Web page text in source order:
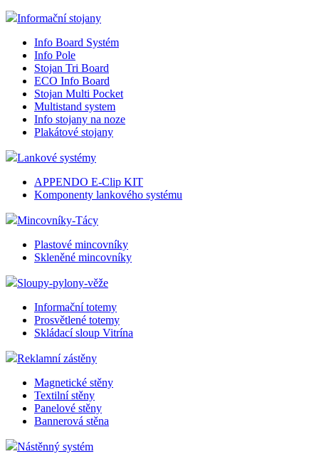
Informační stojany
Info Board Systém
Info Pole
Stojan Tri Board
ECO Info Board
Stojan Multi Pocket
Multistand system
Info stojany na noze
Plakátové stojany
Lankové systémy
APPENDO E-Clip KIT
Komponenty lankového systému
Mincovníky-Tácy
Plastové mincovníky
Skleněné mincovníky
Sloupy-pylony-věže
Informační totemy
Prosvětlené totemy
Skládací sloup Vitrína
Reklamní zástěny
Magnetické stěny
Textilní stěny
Panelové stěny
Bannerová stěna
Nástěnný systém